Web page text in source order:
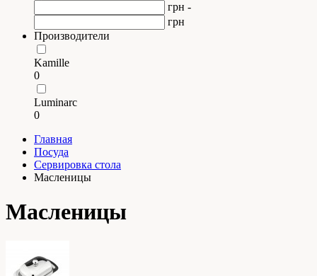
грн -
грн
Производители
Kamille
0
Luminarc
0
Главная
Посуда
Сервировка стола
Масленицы
Масленицы